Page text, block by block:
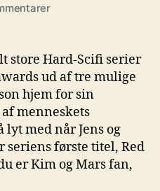
til
Stanley
Robinson,
Red
Mars
store Hard-Scifi serier
ud af tre mulige
hjem for sin
menneskets
med når Jens og
seriens første titel, Red
er Kim og Mars fan,